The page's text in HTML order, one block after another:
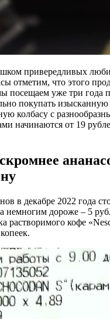
привередливых
отметим, что этого
посещаем уже три года
покупать
колбасу с
начинаются от 19
в декабре 2022 года
немногим дороже – 5
растворимого кофе